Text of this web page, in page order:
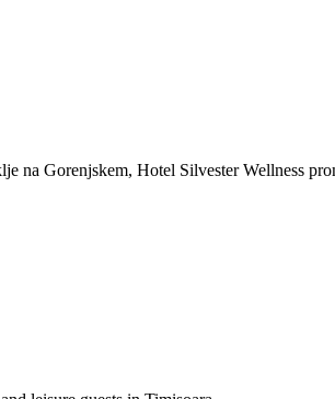
na Gorenjskem, Hotel Silvester Wellness